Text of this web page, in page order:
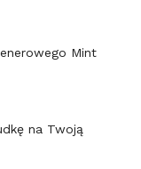
Mint
na Twoją